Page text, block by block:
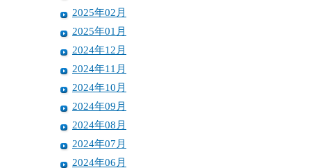
2025年02月
2025年01月
2024年12月
2024年11月
2024年10月
2024年09月
2024年08月
2024年07月
2024年06月